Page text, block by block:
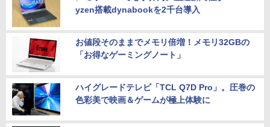
yzen搭載dynabookを2千台導入
お値段そのままでメモリ倍増！メモリ32GBの
「お得なゲーミングノート」
ハイグレードテレビ「TCL Q7D Pro」。圧巻の
色彩美で映画＆ゲームが極上体験に